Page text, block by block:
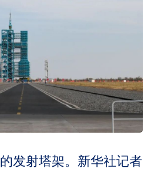
发射塔架。新华社记者